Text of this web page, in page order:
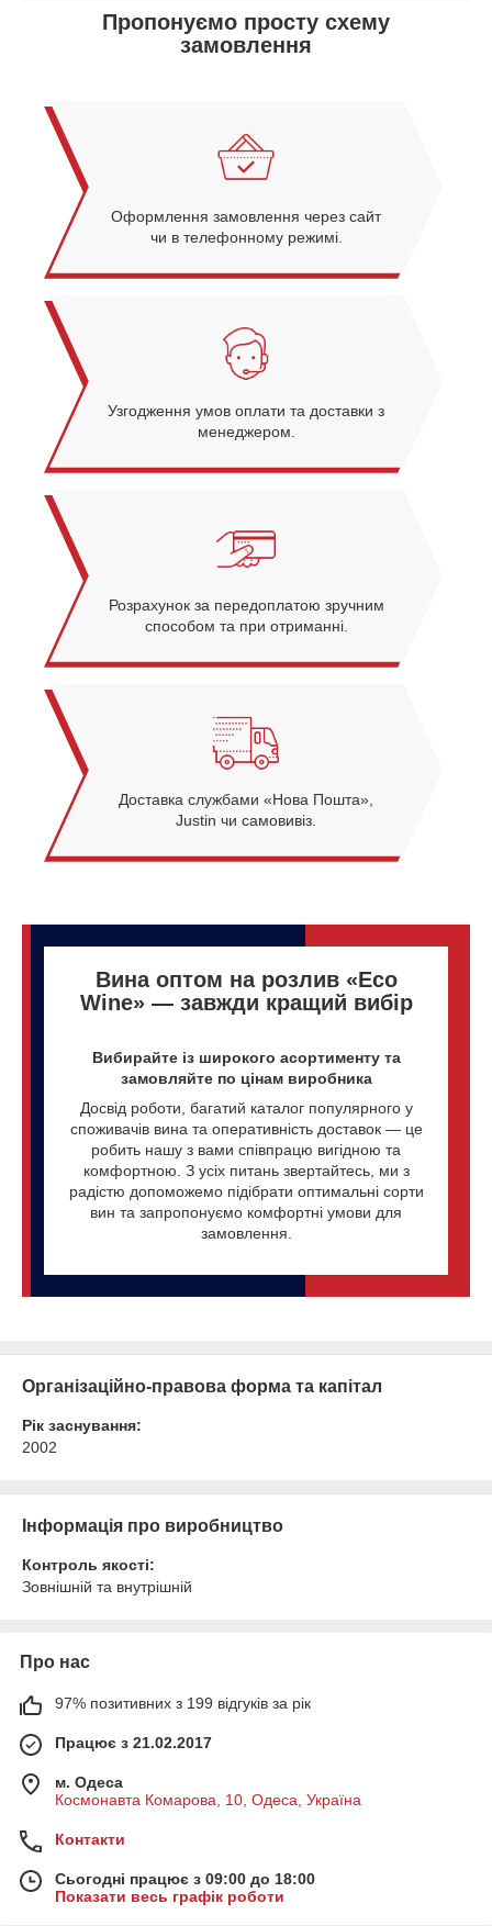
Пропонуємо просту схему
замовлення
Оформлення замовлення через сайт
чи в телефонному режимі.
Узгодження умов оплати та доставки з
менеджером.
Розрахунок за передоплатою зручним
способом та при отриманні.
Доставка службами «Нова Пошта»,
Justin чи самовивіз.
Вина оптом на розлив «Eco
Wine» — завжди кращий вибір
Вибирайте із широкого асортименту та
замовляйте по цінам виробника
Досвід роботи, багатий каталог популярного у
споживачів вина та оперативність доставок — це
робить нашу з вами співпрацю вигідною та
комфортною. З усіх питань звертайтесь, ми з
радістю допоможемо підібрати оптимальні сорти
вин та запропонуємо комфортні умови для
замовлення.
Організаційно-правова форма та капітал
Рік заснування:
2002
Інформація про виробництво
Контроль якості:
Зовнішній та внутрішній
Про нас
97% позитивних з 199 відгуків за рік
Працює з 21.02.2017
м. Одеса
Космонавта Комарова, 10, Одеса, Україна
Контакти
Сьогодні працює з 09:00 до 18:00
Показати весь графік роботи